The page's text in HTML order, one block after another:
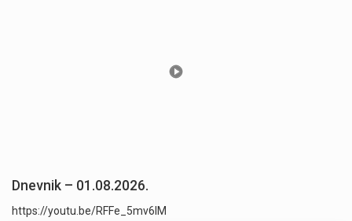
Dnevnik – 01.08.2026.
https://youtu.be/RFFe_5mv6lM